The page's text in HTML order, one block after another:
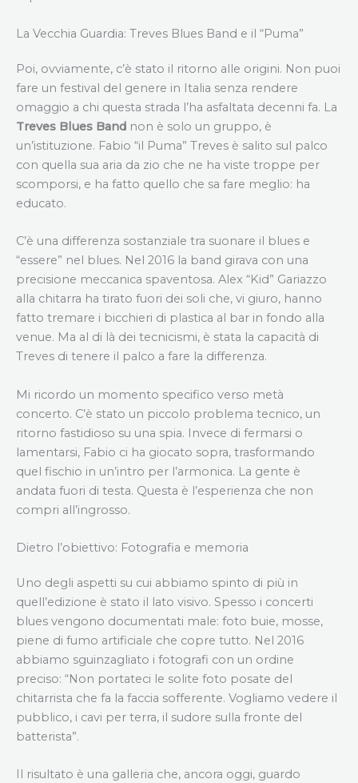
La Vecchia Guardia: Treves Blues Band e il “Puma”
Poi, ovviamente, c’è stato il ritorno alle origini. Non puoi
fare un festival del genere in Italia senza rendere
omaggio a chi questa strada l’ha asfaltata decenni fa. La
Treves Blues Band non è solo un gruppo, è
un’istituzione. Fabio “il Puma” Treves è salito sul palco
con quella sua aria da zio che ne ha viste troppe per
scomporsi, e ha fatto quello che sa fare meglio: ha
educato.
C’è una differenza sostanziale tra suonare il blues e
“essere” nel blues. Nel 2016 la band girava con una
precisione meccanica spaventosa. Alex “Kid” Gariazzo
alla chitarra ha tirato fuori dei soli che, vi giuro, hanno
fatto tremare i bicchieri di plastica al bar in fondo alla
venue. Ma al di là dei tecnicismi, è stata la capacità di
Treves di tenere il palco a fare la differenza.
Mi ricordo un momento specifico verso metà
concerto. C’è stato un piccolo problema tecnico, un
ritorno fastidioso su una spia. Invece di fermarsi o
lamentarsi, Fabio ci ha giocato sopra, trasformando
quel fischio in un’intro per l’armonica. La gente è
andata fuori di testa. Questa è l’esperienza che non
compri all’ingrosso.
Dietro l’obiettivo: Fotografia e memoria
Uno degli aspetti su cui abbiamo spinto di più in
quell’edizione è stato il lato visivo. Spesso i concerti
blues vengono documentati male: foto buie, mosse,
piene di fumo artificiale che copre tutto. Nel 2016
abbiamo sguinzagliato i fotografi con un ordine
preciso: “Non portateci le solite foto posate del
chitarrista che fa la faccia sofferente. Vogliamo vedere il
pubblico, i cavi per terra, il sudore sulla fronte del
batterista”.
Il risultato è una galleria che, ancora oggi, guardo